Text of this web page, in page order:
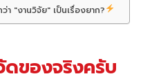
า "งานวิจัย" เป็นเรื่องยาก?
ของจริงครับ